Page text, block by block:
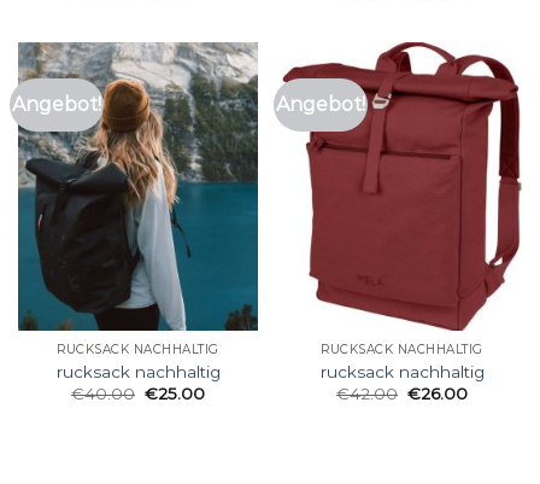
Angebot!
RUCKSACK NACHHALTIG
rucksack nachhaltig
€40.00 €25.00
Angebot!
RUCKSACK NACHHALTIG
rucksack nachhaltig
€42.00 €26.00